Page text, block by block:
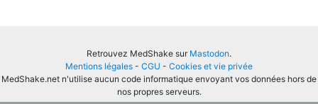
Retrouvez MedShake sur Mastodon.
Mentions légales - CGU - Cookies et vie privée
MedShake.net n'utilise aucun code informatique envoyant vos données hors de
nos propres serveurs.